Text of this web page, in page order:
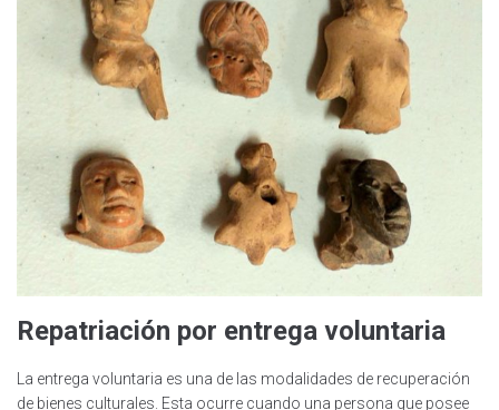
Repatriación por entrega voluntaria
La entrega voluntaria es una de las modalidades de recuperación
de bienes culturales. Esta ocurre cuando una persona que posee